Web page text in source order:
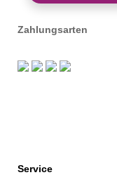
Zahlungsarten
Service